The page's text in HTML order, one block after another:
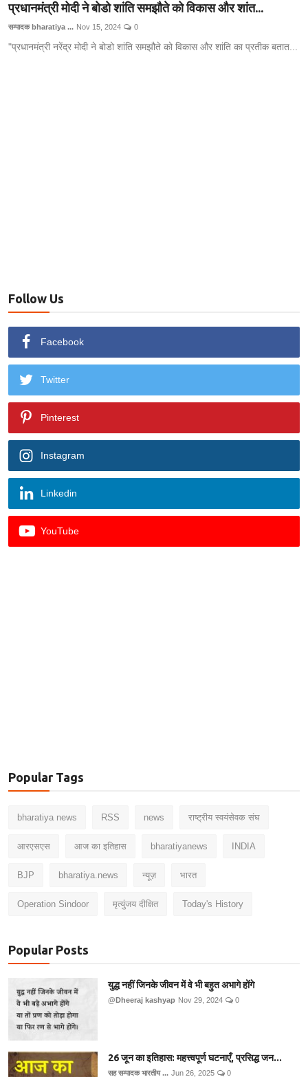
प्रधानमंत्री मोदी ने बोडो शांति समझौते को विकास और शांत...
सम्पादक bharatiya ... Nov 15, 2024 0
"प्रधानमंत्री नरेंद्र मोदी ने बोडो शांति समझौते को विकास और शांति का प्रतीक बतात...
Follow Us
Facebook
Twitter
Pinterest
Instagram
Linkedin
YouTube
Popular Tags
bharatiya news RSS news राष्ट्रीय स्वयंसेवक संघ
आरएसएस आज का इतिहास bharatiyanews INDIA
BJP bharatiya.news न्यूज़ भारत
Operation Sindoor मृत्युंजय दीक्षित Today's History
Popular Posts
युद्ध नहीं जिनके जीवन में वे भी बहुत अभागे होंगे
@Dheeraj kashyap Nov 29, 2024 0
26 जून का इतिहास: महत्त्वपूर्ण घटनाएँ, प्रसिद्ध जन...
सह सम्पादक भारतीय ... Jun 26, 2025 0